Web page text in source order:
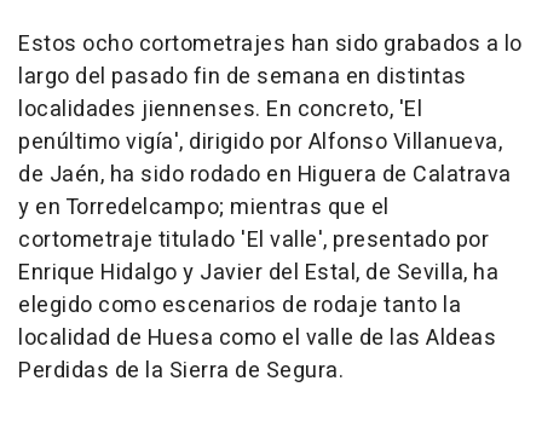
Estos ocho cortometrajes han sido grabados a lo
largo del pasado fin de semana en distintas
localidades jiennenses. En concreto, 'El
penúltimo vigía', dirigido por Alfonso Villanueva,
de Jaén, ha sido rodado en Higuera de Calatrava
y en Torredelcampo; mientras que el
cortometraje titulado 'El valle', presentado por
Enrique Hidalgo y Javier del Estal, de Sevilla, ha
elegido como escenarios de rodaje tanto la
localidad de Huesa como el valle de las Aldeas
Perdidas de la Sierra de Segura.